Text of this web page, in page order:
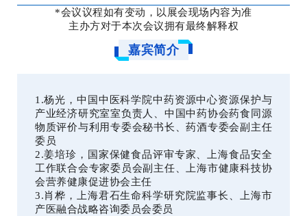
*会议议程如有变动，以展会现场内容为准
主办方对于本次会议拥有最终解释权
嘉宾简介
1.杨光，中国中医科学院中药资源中心资源保护与
产业经济研究室室负责人、中国中药协会药食同源
物质评价与利用专委会秘书长、药酒专委会副主任
委员
2.姜培珍，国家保健食品评审专家、上海食品安全
工作联合会专家委员会副主任、上海市健康科技协
会营养健康促进协会主任
3.肖桦，上海君石生命科学研究院监事长、上海市
产医融合战略咨询委员会委员